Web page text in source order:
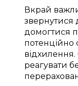
Вкрай
звернутися
домогтися
потенційно
відхилення.
реагувати